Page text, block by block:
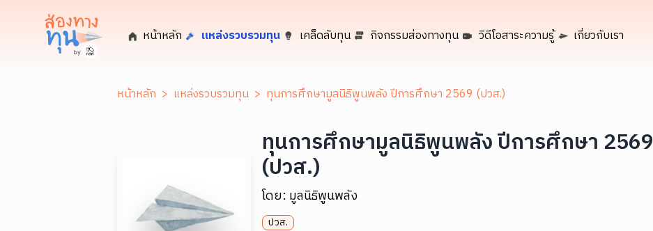
หน้าหลัก แหล่งรวบรวมทุน เคล็ดลับทุน กิจกรรมส่องทางทุน วิดีโอสาระความรู้ เกี่ยวกับเรา
หน้าหลัก > แหล่งรวบรวมทุน > ทุนการศึกษามูลนิธิพูนพลัง ปีการศึกษา 2569 (ปวส.)
ทุนการศึกษามูลนิธิพูนพลัง ปีการศึกษา 2569
(ปวส.)
โดย: มูลนิธิพูนพลัง
ปวส.